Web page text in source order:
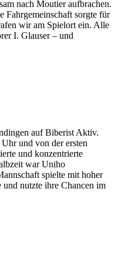
nach Moutier aufbrachen.
Fahrgemeinschaft sorgte für
wir am Spielort ein. Alle
I. Glauser – und
auf Biberist Aktiv.
und von der ersten
und konzentrierte
war Uniho
spielte mit hoher
und nutzte ihre Chancen im